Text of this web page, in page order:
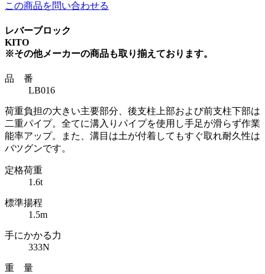
この商品を問い合わせる
レバーブロック
KITO
※その他メーカーの商品も取り揃えております。
品 番
LB016
荷重負担の大きい主要部分、後支柱上部および前支柱下部は
二重パイプ。全てに溝入りパイプを使用し手足が滑らず作業
能率アップ。また、溝目は土が付着してもすぐ取れ耐久性は
バツグンです。
定格荷重
1.6t
標準揚程
1.5m
手にかかる力
333N
重 量